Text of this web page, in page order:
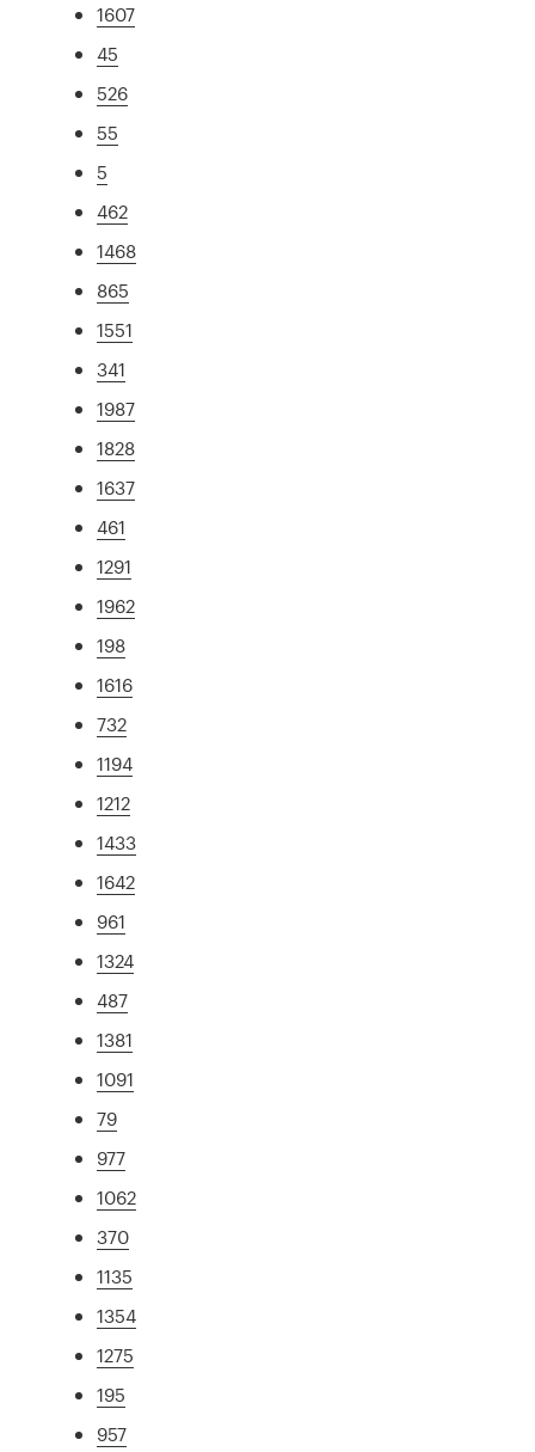
1607
45
526
55
5
462
1468
865
1551
341
1987
1828
1637
461
1291
1962
198
1616
732
1194
1212
1433
1642
961
1324
487
1381
1091
79
977
1062
370
1135
1354
1275
195
957